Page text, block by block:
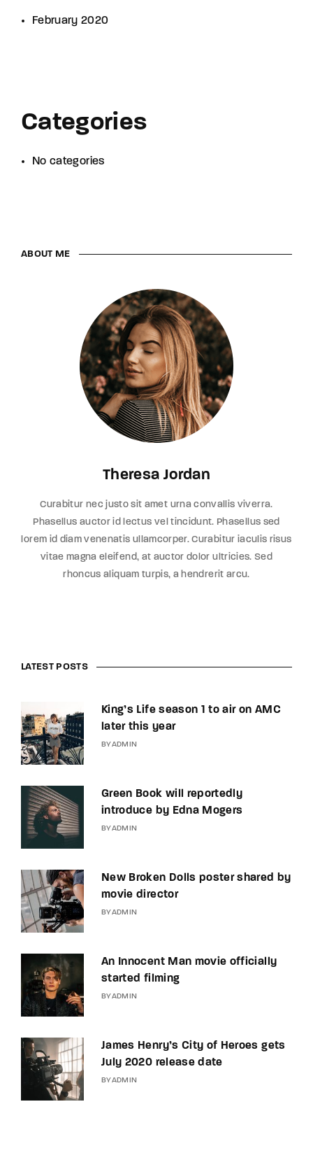
February 2020
Categories
No categories
ABOUT ME
Theresa Jordan
Curabitur nec justo sit amet urna convallis viverra.
Phasellus auctor id lectus vel tincidunt. Phasellus sed
lorem id diam venenatis ullamcorper. Curabitur iaculis risus
vitae magna eleifend, at auctor dolor ultricies. Sed
rhoncus aliquam turpis, a hendrerit arcu.
LATEST POSTS
King’s Life season 1 to air on AMC
later this year
BYADMIN
Green Book will reportedly
introduce by Edna Mogers
BYADMIN
New Broken Dolls poster shared by
movie director
BYADMIN
An Innocent Man movie officially
started filming
BYADMIN
James Henry’s City of Heroes gets
July 2020 release date
BYADMIN